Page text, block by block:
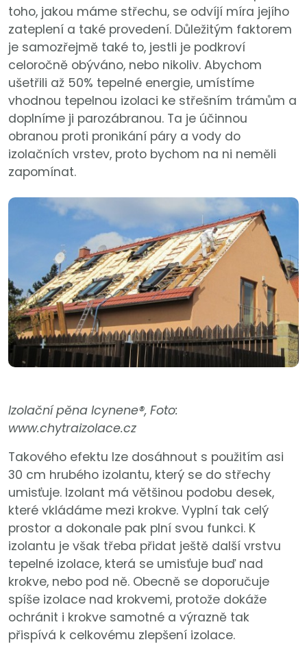
toho, jakou máme střechu, se odvíjí míra jejího
zateplení a také provedení. Důležitým faktorem
je samozřejmě také to, jestli je podkroví
celoročně obýváno, nebo nikoliv. Abychom
ušetřili až 50% tepelné energie, umístíme
vhodnou tepelnou izolaci ke střešním trámům a
doplníme ji parozábranou. Ta je účinnou
obranou proti pronikání páry a vody do
izolačních vrstev, proto bychom na ni neměli
zapomínat.
Izolační pěna Icynene®, Foto:
www.chytraizolace.cz
Takového efektu lze dosáhnout s použitím asi
30 cm hrubého izolantu, který se do střechy
umisťuje. Izolant má většinou podobu desek,
které vkládáme mezi krokve. Vyplní tak celý
prostor a dokonale pak plní svou funkci. K
izolantu je však třeba přidat ještě další vrstvu
tepelné izolace, která se umisťuje buď nad
krokve, nebo pod ně. Obecně se doporučuje
spíše izolace nad krokvemi, protože dokáže
ochránit i krokve samotné a výrazně tak
přispívá k celkovému zlepšení izolace.